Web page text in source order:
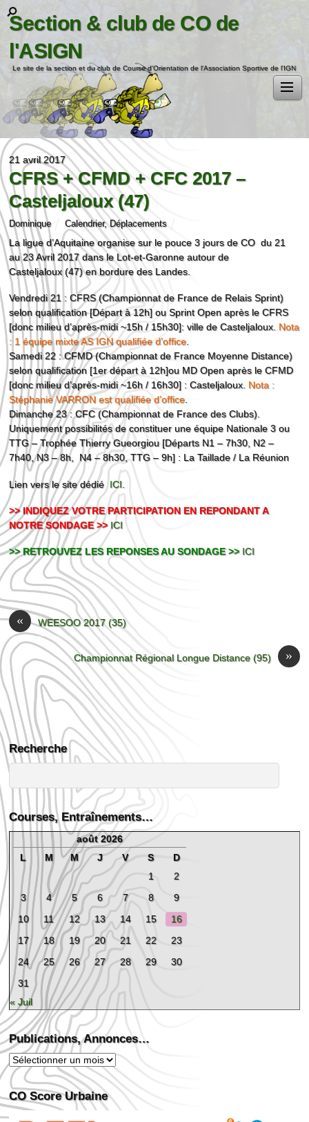
Section & club de CO de
l'ASIGN
Le site de la section et du club de Course d'Orientation de l'Association Sportive de l'IGN
21 avril 2017
CFRS + CFMD + CFC 2017 –
Casteljaloux (47)
Dominique Calendrier,Déplacements
La ligue d’Aquitaine organise sur le pouce 3 jours de CO du 21
au 23 Avril 2017 dans le Lot-et-Garonne autour de
Casteljaloux (47) en bordure des Landes.
Vendredi 21 : CFRS (Championnat de France de Relais Sprint)
selon qualification [Départ à 12h] ou Sprint Open après le CFRS
[donc milieu d’après-midi ~15h / 15h30]: ville de Casteljaloux. Nota
: 1 équipe mixte AS IGN qualifiée d’office.
Samedi 22 : CFMD (Championnat de France Moyenne Distance)
selon qualification [1er départ à 12h]ou MD Open après le CFMD
[donc milieu d’après-midi ~16h / 16h30] : Casteljaloux. Nota :
Stéphanie VARRON est qualifiée d’office.
Dimanche 23 : CFC (Championnat de France des Clubs).
Uniquement possibilités de constituer une équipe Nationale 3 ou
TTG – Trophée Thierry Gueorgiou [Départs N1 – 7h30, N2 –
7h40, N3 – 8h, N4 – 8h30, TTG – 9h] : La Taillade / La Réunion
Lien vers le site dédié ICI
>> INDIQUEZ VOTRE PARTICIPATION EN REPONDANT A
NOTRE SONDAGE >> ICI
>> RETROUVEZ LES REPONSES AU SONDAGE >> ICI
« WEESOO 2017 (35)
»
Championnat Régional Longue Distance (95)
Recherche
Courses, Entraînements…
août 2026
L
M M J V S
D
1
2
3
4 5 6 7 8
9
10
11 12 13 14 15
16
17
18 19 20 21 22
23
24
25 26 27 28 29
30
31
« Juil
Publications, Annonces…
Publications,
Annonces…
CO Score Urbaine